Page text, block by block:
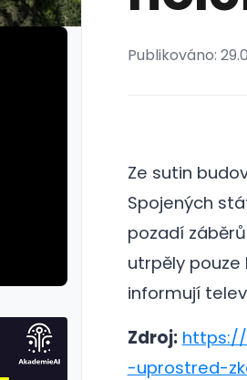
Publikováno:
Ze sutin
Spojených
pozadí
utrpěly pouze
informují
Zdroj: https://
-uprostred-